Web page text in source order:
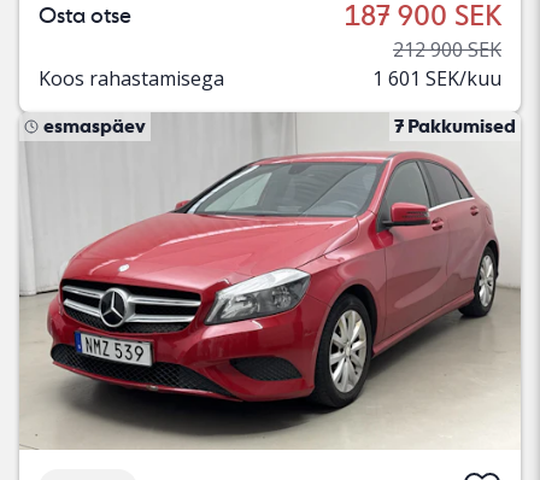
Osta otse 187 900 SEK
212 900 SEK
Koos rahastamisega
1 601 SEK/kuu
esmaspäev 7 Pakkumised